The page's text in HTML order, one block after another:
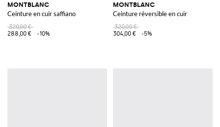
MONTBLANC
Ceinture en cuir saffiano
320,00 €
288,00 €
-10%
MONTBLANC
Ceinture réversible en cuir
320,00 €
304,00 €
-5%